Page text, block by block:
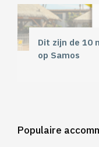
Dit zijn de 10
op Samos
Populaire